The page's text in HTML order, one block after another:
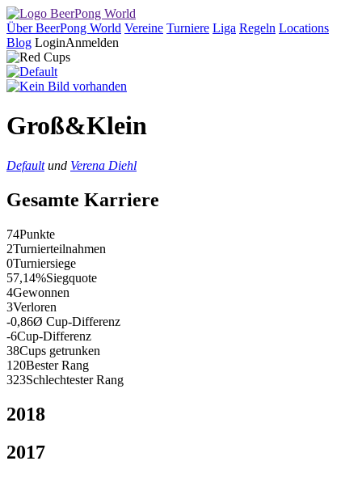
Über BeerPong World Vereine Turniere Liga Regeln Locations
Blog LoginAnmelden
Groß&Klein
Defaultund Verena Diehl
Gesamte Karriere
74Punkte
2Turnierteilnahmen
0Turniersiege
57,14%Siegquote
4Gewonnen
3Verloren
-0,86Ø Cup-Differenz
-6Cup-Differenz
38Cups getrunken
120Bester Rang
323Schlechtester Rang
2018
2017